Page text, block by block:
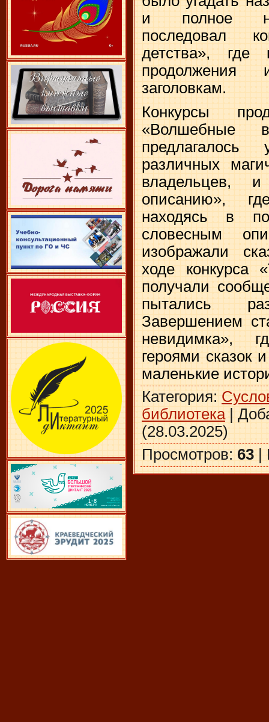
и полное
последовал
детства», где
продолжения
заголовкам.
Конкурсы
«Волшебные
предлагалось
различных
владельцев,
описанию»,
находясь в
словесным
изображали
ходе конкурса
получали
пытались
Завершением
невидимка»,
героями сказок
маленькие
Категория:
библиотека|
(28.03.2025)
Просмотров: 63 |